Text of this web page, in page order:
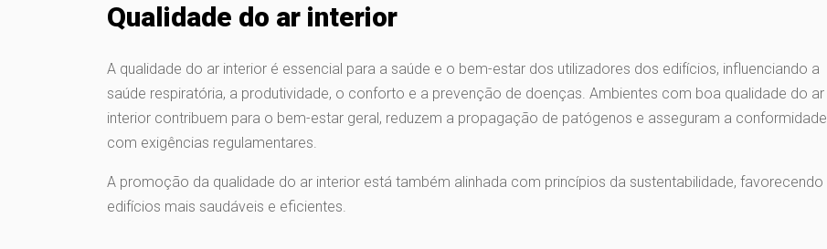
Qualidade do ar interior
A qualidade do ar interior é essencial para a saúde e o bem-estar dos utilizadores dos edifícios, influenciando a
saúde respiratória, a produtividade, o conforto e a prevenção de doenças. Ambientes com boa qualidade do ar
interior contribuem para o bem-estar geral, reduzem a propagação de patógenos e asseguram a conformidade
com exigências regulamentares.
A promoção da qualidade do ar interior está também alinhada com princípios da sustentabilidade, favorecendo
edifícios mais saudáveis e eficientes.